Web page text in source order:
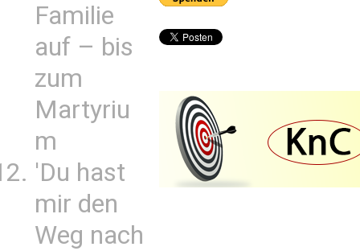
Familie
auf – bis
zum
Martyriu
m
'Du hast
mir den
Weg nach